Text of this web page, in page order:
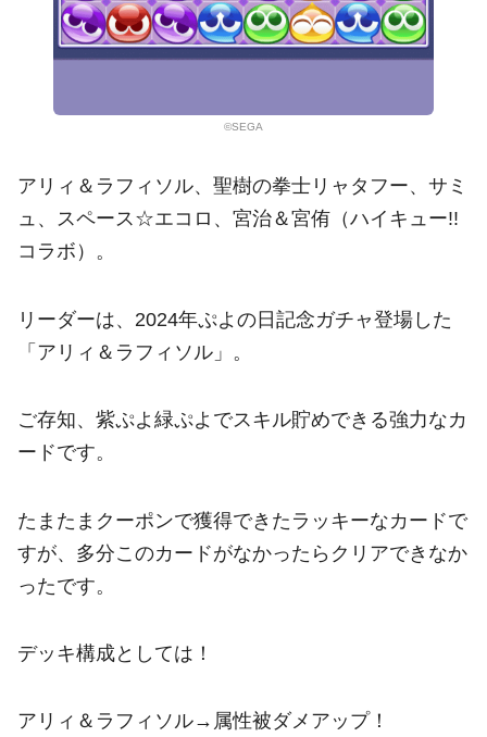
©SEGA
アリィ＆ラフィソル、聖樹の拳士リャタフー、サミ
ュ、スペース☆エコロ、宮治＆宮侑（ハイキュー!!
コラボ）。
リーダーは、2024年ぷよの日記念ガチャ登場した
「アリィ＆ラフィソル」。
ご存知、紫ぷよ緑ぷよでスキル貯めできる強力なカ
ードです。
たまたまクーポンで獲得できたラッキーなカードで
すが、多分このカードがなかったらクリアできなか
ったです。
デッキ構成としては！
アリィ＆ラフィソル→属性被ダメアップ！